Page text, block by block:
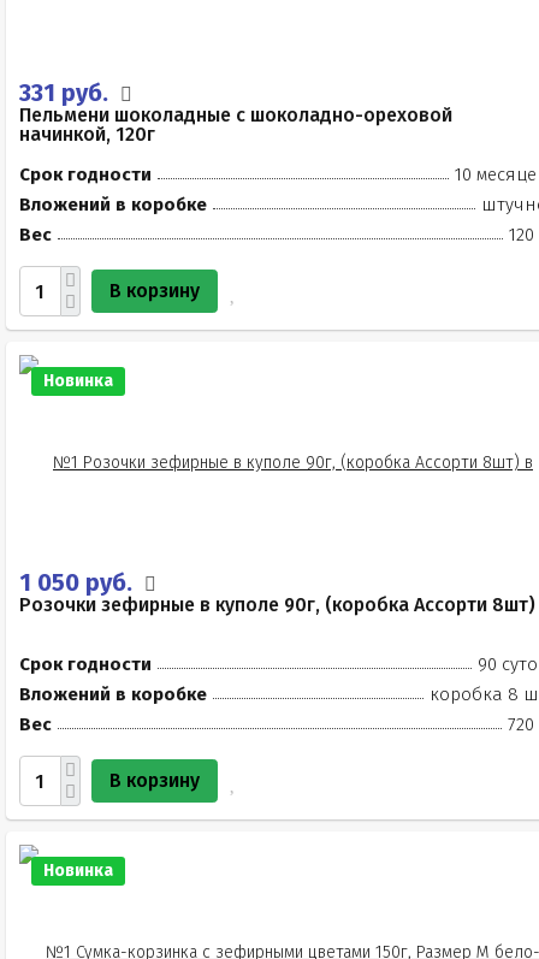
331 руб.
Пельмени шоколадные с шоколадно-ореховой
начинкой, 120г
Срок годности
10
Вложений в коробке
Вес
120
В корзину
Новинка
1 050 руб.
Розочки зефирные в куполе 90г, (коробка Ассорти 8шт)
Срок годности
90
Вложений в коробке
коробка 8
Вес
720
В корзину
Новинка